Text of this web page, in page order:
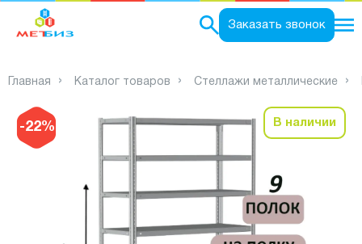
Заказать звонок
Главная Каталог товаров Стеллажи металлические
-22% В наличии